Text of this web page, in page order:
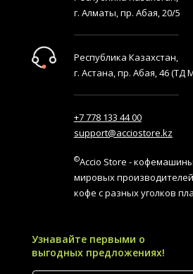
г. Алматы, пр. Абая, 20/5
Республика Казахстан,
г. Астана, пр. Абая, 46 (ТД
+7 778 133 44 00
support@acciostore.kz
©Accio Store -
мировых
кофе с разных уголков
Узнавайте первыми о
выгодных предложениях!